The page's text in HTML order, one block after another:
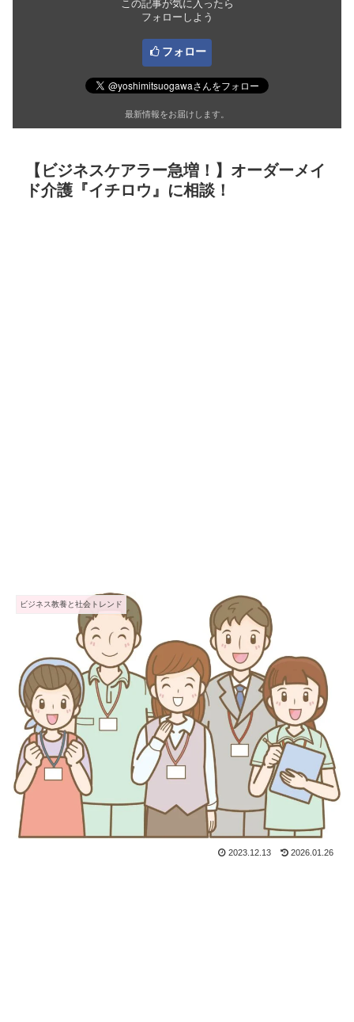
この記事が気に入ったら
フォローしよう
フォロー
最新情報をお届けします。
【ビジネスケアラー急増！】オーダーメイ
ド介護『イチロウ』に相談！
ビジネス教養と社会トレンド
2023.12.13 2026.01.26